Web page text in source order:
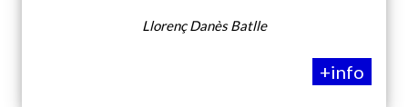
Llorenç Danès Batlle
+info